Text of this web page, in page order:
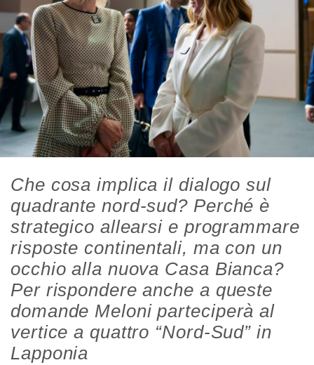
Che cosa implica il dialogo sul
quadrante nord-sud? Perché è
strategico allearsi e programmare
risposte continentali, ma con un
occhio alla nuova Casa Bianca?
Per rispondere anche a queste
domande Meloni parteciperà al
vertice a quattro “Nord-Sud” in
Lapponia